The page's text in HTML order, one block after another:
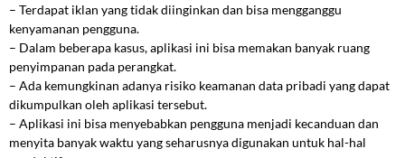
– Terdapat iklan yang tidak diinginkan dan bisa mengganggu
kenyamanan pengguna.
– Dalam beberapa kasus, aplikasi ini bisa memakan banyak ruang
penyimpanan pada perangkat.
– Ada kemungkinan adanya risiko keamanan data pribadi yang dapat
dikumpulkan oleh aplikasi tersebut.
– Aplikasi ini bisa menyebabkan pengguna menjadi kecanduan dan
menyita banyak waktu yang seharusnya digunakan untuk hal-hal